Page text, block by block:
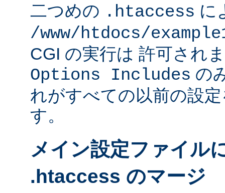
二つめの .htaccess に
/www/htdocs/
CGI の実行は 許可され
Options Includes の
れがすべての以前の設
す。
メイン設定ファイル
.htaccess のマージ